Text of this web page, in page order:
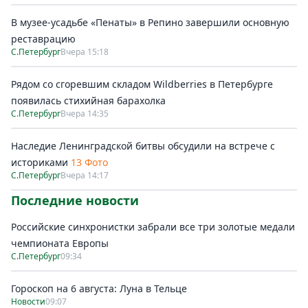
В музее-усадьбе «Пенаты» в Репино завершили основную
реставрацию
С.ПетербургВчера 15:18
Рядом со сгоревшим складом Wildberries в Петербурге
появилась стихийная барахолка
С.ПетербургВчера 14:35
Наследие Ленинградской битвы обсудили на встрече с
историками 13 Фото
С.ПетербургВчера 14:17
Последние новости
Российские синхронистки забрали все три золотые медали
чемпионата Европы
С.Петербург09:34
Гороскоп на 6 августа: Луна в Тельце
Новости09:07